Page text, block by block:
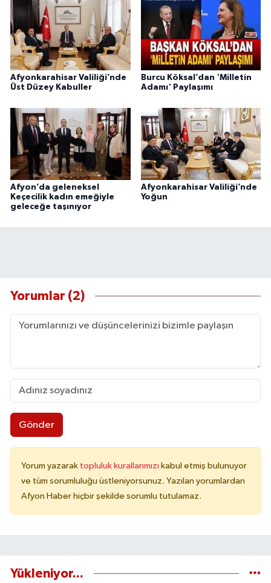
Afyonkarahisar Valiliği’nde
Üst Düzey Kabuller
Burcu Köksal’dan 'Milletin
Adamı' Paylaşımı
Afyon’da geleneksel
Keçecilik kadın emeğiyle
geleceğe taşınıyor
Afyonkarahisar Valiliği’nde
Yoğun
Yorumlar (2)
Gönder
Yorum yazarak topluluk kurallarımızı kabul etmiş bulunuyor
ve tüm sorumluluğu üstleniyorsunuz. Yazılan yorumlardan
Afyon Haber hiçbir şekilde sorumlu tutulamaz.
Yükleniyor...